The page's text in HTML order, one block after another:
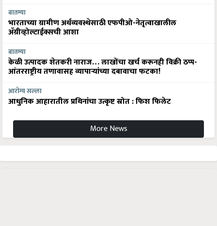
बातम्या
भारताच्या ग्रामीण अर्थव्यवस्थेसाठी एफपीओ-नेतृत्वाखालील
अ‍ॅग्रीव्होल्टाईक्सची आशा
बातम्या
केळी उत्पादक शेतकरी नाराज… लाखोंचा खर्च करूनही विक्री ठप्प-
आंतरराष्ट्रीय तणावासह व्यापाऱ्यांच्या दबावाचा फटका!
आरोग्य सल्ला
आधुनिक आहारातील प्रथिनांचा उत्कृष्ट स्रोत : फिश फिलेट
More News